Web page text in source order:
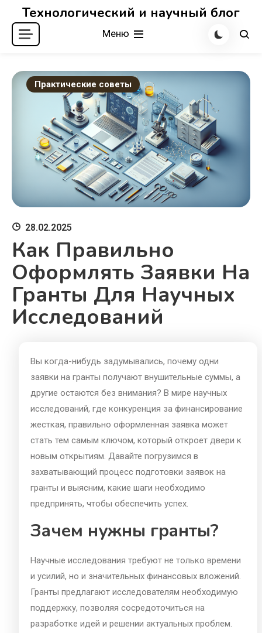
Перейти
содержимому
Технологический и научный блог
Меню
Практические советы
28.02.2025
Как Правильно
Оформлять Заявки На
Гранты Для Научных
Исследований
Вы когда-нибудь задумывались, почему одни
заявки на гранты получают внушительные суммы, а
другие остаются без внимания? В мире научных
исследований, где конкуренция за финансирование
жесткая, правильно оформленная заявка может
стать тем самым ключом, который откроет двери к
новым открытиям. Давайте погрузимся в
захватывающий процесс подготовки заявок на
гранты и выясним, какие шаги необходимо
предпринять, чтобы обеспечить успех.
Зачем нужны гранты?
Научные исследования требуют не только времени
и усилий, но и значительных финансовых вложений.
Гранты предлагают исследователям необходимую
поддержку, позволяя сосредоточиться на
разработке идей и решении актуальных проблем.